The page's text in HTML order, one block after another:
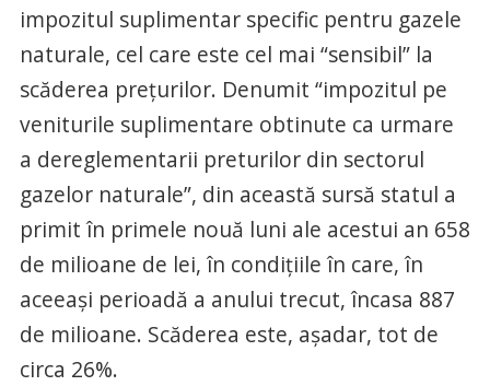
impozitul suplimentar specific pentru gazele
naturale, cel care este cel mai “sensibil” la
scăderea prețurilor. Denumit “impozitul pe
veniturile suplimentare obtinute ca urmare
a dereglementarii preturilor din sectorul
gazelor naturale”, din această sursă statul a
primit în primele nouă luni ale acestui an 658
de milioane de lei, în condițiile în care, în
aceeași perioadă a anului trecut, încasa 887
de milioane. Scăderea este, așadar, tot de
circa 26%.